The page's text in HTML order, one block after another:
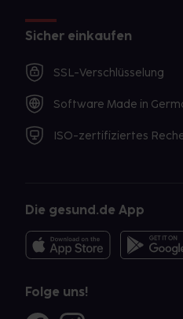
Sicher einkaufen
SSL-Verschlüsselung
Software Made in
ISO-zertifiziertes
Die gesund.de App
Folge uns!